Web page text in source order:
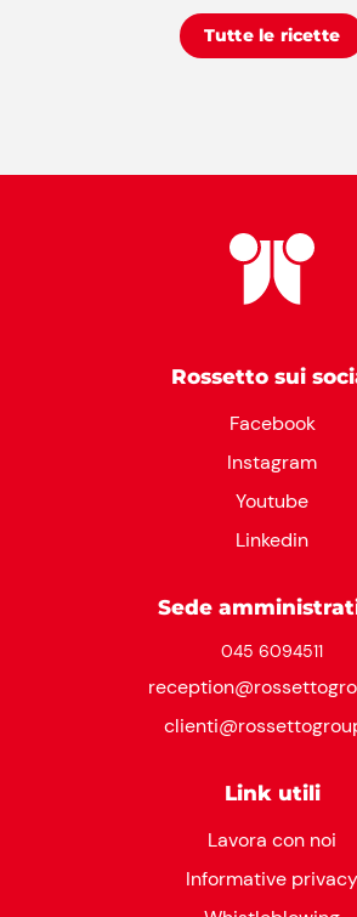
Tutte le ricette
Rossetto sui
Facebook
Instagram
Youtube
Linkedin
Sede
045 6094511
Link utili
Lavora con noi
Informative privacy